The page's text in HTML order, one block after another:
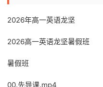
2026年高一英语龙坚
2026高一英语龙坚暑假班
暑假班
00.先导课.mp4